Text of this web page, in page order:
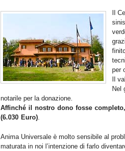
Il
per
Il
Nel
notarile per la donazione.
Affinché il nostro dono fosse
(6.030 Euro)
Anima Universale è molto sensibile al
maturata in noi l’intenzione di farlo